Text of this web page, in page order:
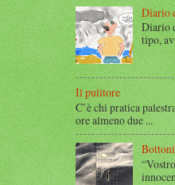
Diario
Diario
tipo,
Il pulitore
C’è chi pratica
ore almeno due ...
Bottoni